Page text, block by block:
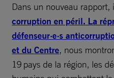
Dans un nouveau rapport,
corruption en péril. La
défenseur·e·s
et du Centre, nous
19 pays de la région, les